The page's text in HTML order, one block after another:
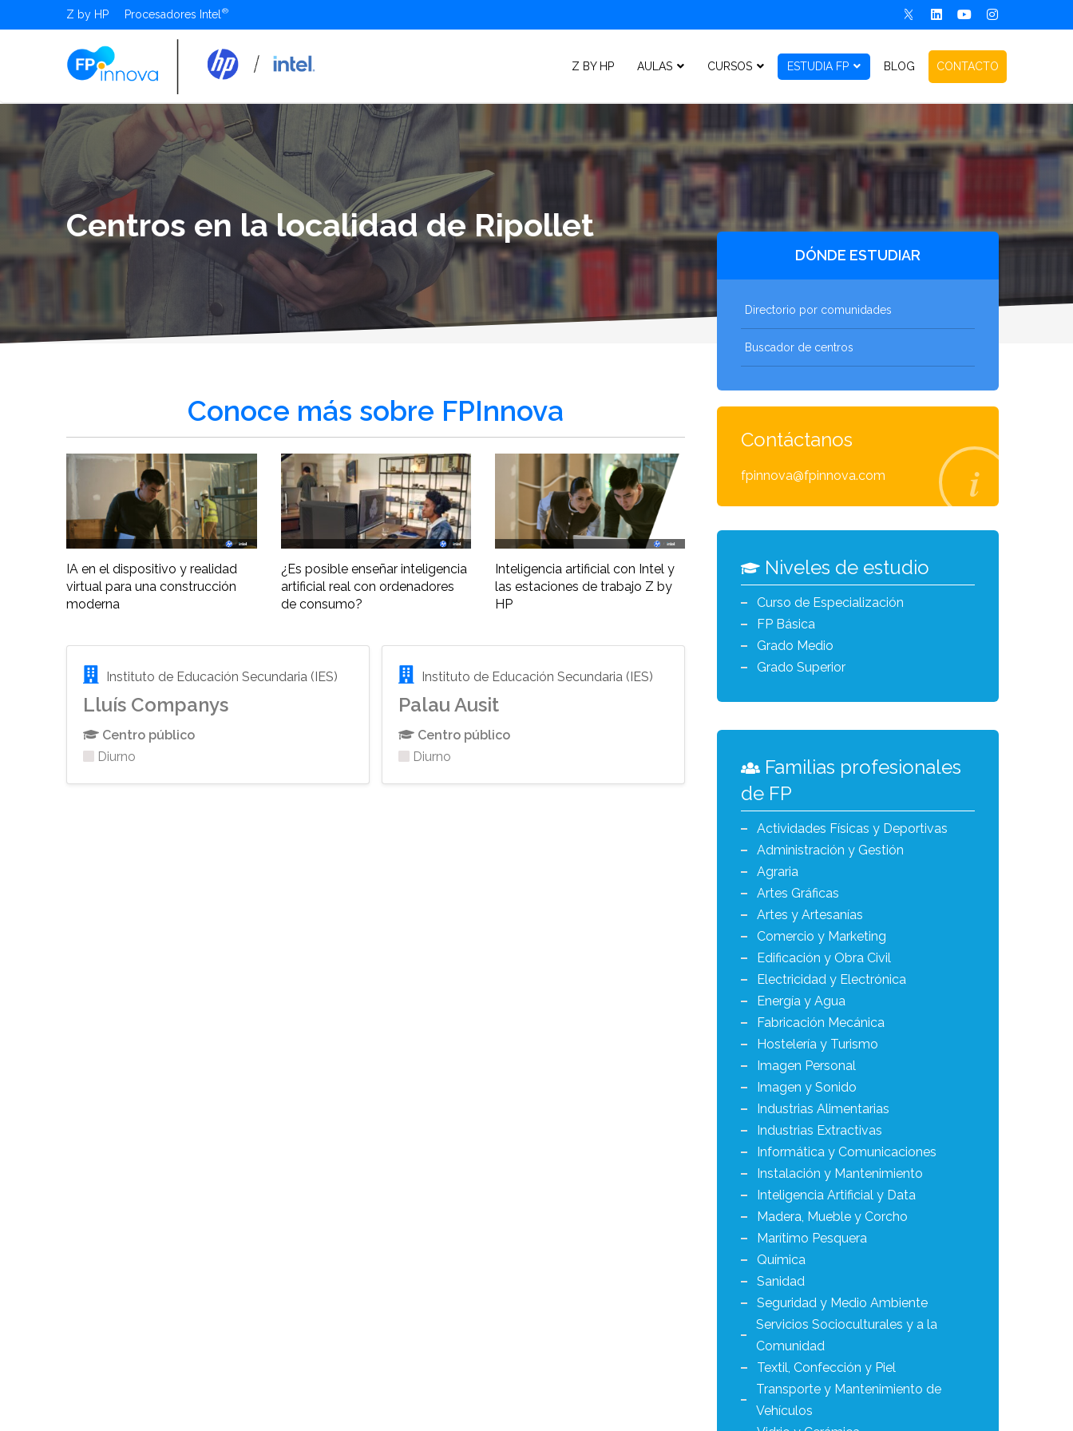
Z by HP Procesadores Intel
Z BY HP AULAS CURSOS ESTUDIA FP BLOG CONTACTO
Centros en la localidad de Ripollet
Conoce más sobre FPInnova
IA en el dispositivo y realidad
virtual para una construcción
moderna
¿Es posible enseñar inteligencia
artificial real con ordenadores
de consumo?
Inteligencia artificial con Intel y
las estaciones de trabajo Z by
HP
Instituto de Educación Secundaria (IES)
Lluís Companys
Centro público
Diurno
Instituto de Educación Secundaria (IES)
Palau Ausit
Centro público
Diurno
DÓNDE ESTUDIAR
Directorio por comunidades
Buscador de centros
Contáctanos
fpinnova@fpinnova.com
Niveles de estudio
Curso de Especialización
FP Básica
Grado Medio
Grado Superior
Familias profesionales
de FP
Actividades Físicas y Deportivas
Administración y Gestión
Agraria
Artes Gráficas
Artes y Artesanías
Comercio y Marketing
Edificación y Obra Civil
Electricidad y Electrónica
Energía y Agua
Fabricación Mecánica
Hostelería y Turismo
Imagen Personal
Imagen y Sonido
Industrias Alimentarias
Industrias Extractivas
Informática y Comunicaciones
Instalación y Mantenimiento
Inteligencia Artificial y Data
Madera, Mueble y Corcho
Marítimo Pesquera
Química
Sanidad
Seguridad y Medio Ambiente
Servicios Socioculturales y a la
Comunidad
Textil, Confección y Piel
Transporte y Mantenimiento de
Vehículos